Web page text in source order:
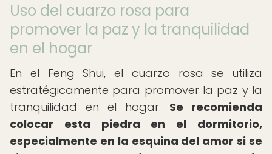
Uso del cuarzo rosa para
promover la paz y la tranquilidad
en el hogar
En el Feng Shui, el cuarzo rosa se utiliza
estratégicamente para promover la paz y la
tranquilidad en el hogar. Se recomienda
colocar esta piedra en el dormitorio,
especialmente en la esquina del amor si se